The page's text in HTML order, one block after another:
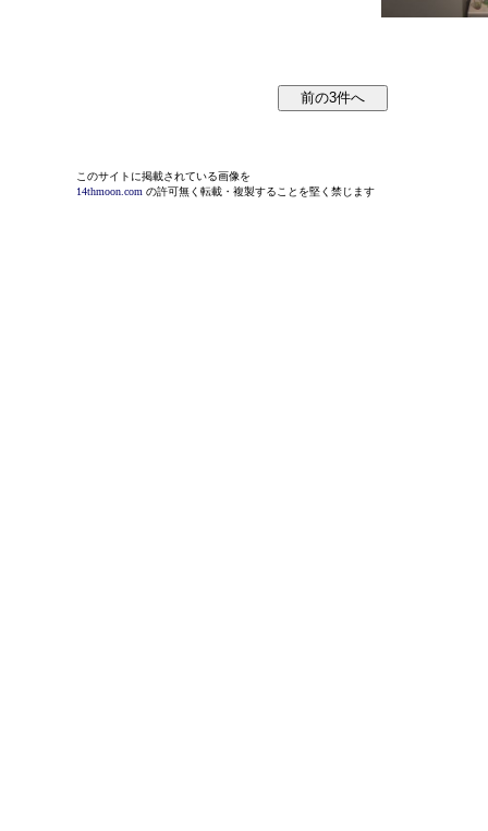
このサイトに掲載されている画像を
14thmoon.com の許可無く転載・複製することを堅く禁じます